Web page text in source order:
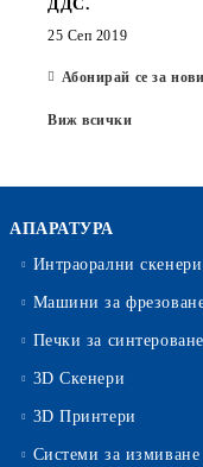
ДДС.
25 Сеп 2019
Абонирай се за
Виж всички
АПАРАТУРА
Интраорални скенери
Машини за
Печки за синтероване
3D Скенери
3D Принтери
Системи за измиване